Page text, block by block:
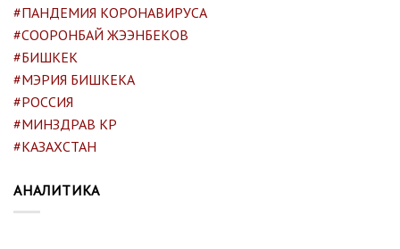
#ПАНДЕМИЯ КОРОНАВИРУСА
#СООРОНБАЙ ЖЭЭНБЕКОВ
#БИШКЕК
#МЭРИЯ БИШКЕКА
#РОССИЯ
#МИНЗДРАВ КР
#КАЗАХСТАН
АНАЛИТИКА